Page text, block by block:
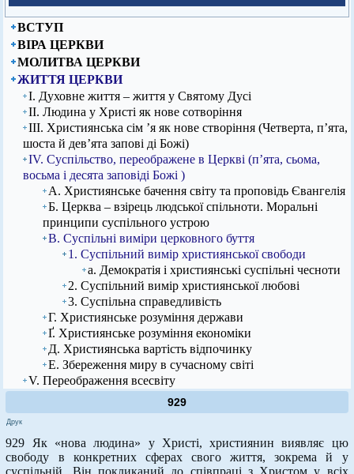
ВСТУП
ВІРА ЦЕРКВИ
МОЛИТВА ЦЕРКВИ
ЖИТТЯ ЦЕРКВИ
І. Духовне життя – життя у Святому Дусі
ІІ. Людина у Христі як нове сотворіння
ІІІ. Християнська сім ’я як нове створіння (Четверта, п’ята,
шоста й дев’ята запові ді Божі)
IV. Суспільство, переображене в Церкві (п’ята, сьома,
восьма і десята заповіді Божі )
А. Християнське бачення світу та проповідь Євангелія
Б. Церква – взірець людської спільноти. Моральні
принципи суспільного устрою
В. Суспільні виміри церковного буття
1. Суспільний вимір християнської свободи
а. Демократія і християнські суспільні чесноти
2. Суспільний вимір християнської любові
3. Суспільна справедливість
Г. Християнське розуміння держави
Ґ. Християнське розуміння економіки
Д. Християнська вартість відпочинку
Е. Збереження миру в сучасному світі
V. Переображення всесвіту
929
Друк
929 Як «нова людина» у Христі, християнин виявляє цю
свободу в конкретних сферах свого життя, зокрема й у
суспільній. Він покликаний до співпраці з Христом у всіх